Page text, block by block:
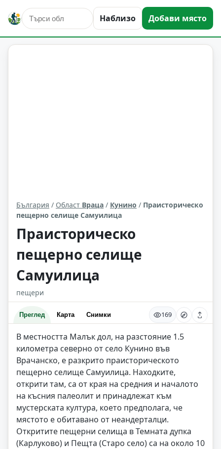
Наблизо Добави място
природни забележителности Кунино Област: Враца
България / Област Враца / Кунино / Праисторическо
пещерно селище Самуилица
Праисторическо
пещерно селище
Самуилица
пещери
Преглед Карта Снимки 169
В местността Малък дол, на разстояние 1.5
километра северно от село Кунино във
Врачанско, е разкрито праисторическото
пещерно селище Самуилица. Находките,
открити там, са от края на средния и началото
на късния палеолит и принадлежат към
мустерската култура, което предполага, че
мястото е обитавано от неандерталци.
Откритите пещерни селища в Темната дупка
(Карлуково) и Пещта (Старо село) са на около 10